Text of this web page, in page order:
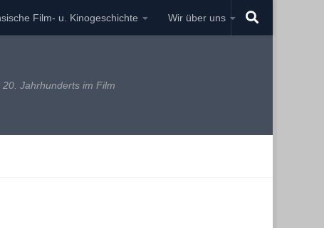
Film- u. Kinogeschichte Wir über uns
Jahrhunderts im Film